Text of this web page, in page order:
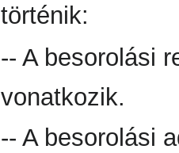
történik:
-- A besorolási
vonatkozik.
-- A besorolási